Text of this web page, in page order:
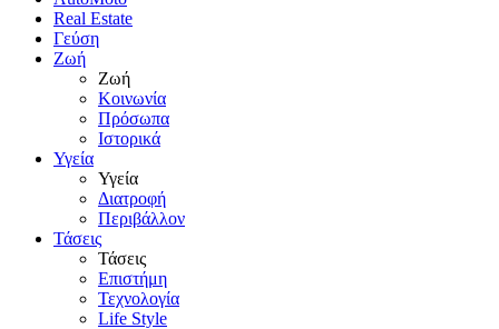
Real Estate
Γεύση
Ζωή
Ζωή
Κοινωνία
Πρόσωπα
Ιστορικά
Υγεία
Υγεία
Διατροφή
Περιβάλλον
Τάσεις
Τάσεις
Επιστήμη
Τεχνολογία
Life Style